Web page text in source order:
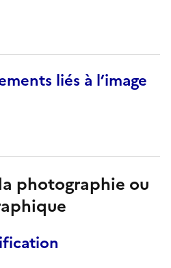
liés à l’image
photographie ou